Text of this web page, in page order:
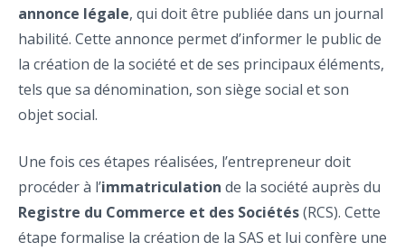
annonce légale, qui doit être publiée dans un journal
habilité. Cette annonce permet d’informer le public de
la création de la société et de ses principaux éléments,
tels que sa dénomination, son siège social et son
objet social.
Une fois ces étapes réalisées, l’entrepreneur doit
procéder à l’immatriculation de la société auprès du
Registre du Commerce et des Sociétés(RCS). Cette
étape formalise la création de la SAS et lui confère une